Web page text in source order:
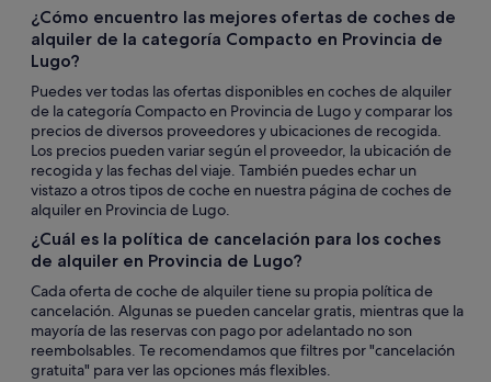
¿Cómo encuentro las mejores ofertas de coches de
alquiler de la categoría Compacto en Provincia de
Lugo?
Puedes ver todas las ofertas disponibles en coches de alquiler
de la categoría Compacto en Provincia de Lugo y comparar los
precios de diversos proveedores y ubicaciones de recogida.
Los precios pueden variar según el proveedor, la ubicación de
recogida y las fechas del viaje. También puedes echar un
vistazo a otros tipos de coche en nuestra página de coches de
alquiler en Provincia de Lugo.
¿Cuál es la política de cancelación para los coches
de alquiler en Provincia de Lugo?
Cada oferta de coche de alquiler tiene su propia política de
cancelación. Algunas se pueden cancelar gratis, mientras que la
mayoría de las reservas con pago por adelantado no son
reembolsables. Te recomendamos que filtres por "cancelación
gratuita" para ver las opciones más flexibles.